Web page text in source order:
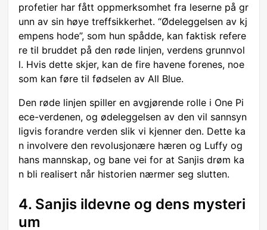
profetier har fått oppmerksomhet fra leserne på gr
unn av sin høye treffsikkerhet. “Ødeleggelsen av kj
empens hode”, som hun spådde, kan faktisk refere
re til bruddet på den røde linjen, verdens grunnvol
l. Hvis dette skjer, kan de fire havene forenes, noe
som kan føre til fødselen av All Blue.
Den røde linjen spiller en avgjørende rolle i One Pi
ece-verdenen, og ødeleggelsen av den vil sannsyn
ligvis forandre verden slik vi kjenner den. Dette ka
n involvere den revolusjonære hæren og Luffy og
hans mannskap, og bane vei for at Sanjis drøm ka
n bli realisert når historien nærmer seg slutten.
4. Sanjis ildevne og dens mysteri
um